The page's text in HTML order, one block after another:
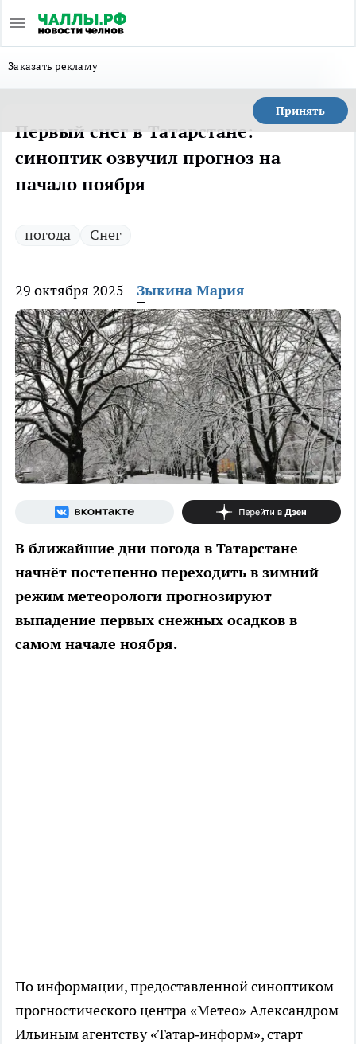
Заказать рекламу
Принять
Первый снег в Татарстане:
синоптик озвучил прогноз на
начало ноября
погода Снег
29 октября 2025 Зыкина Мария
В ближайшие дни погода в Татарстане
начнёт постепенно переходить в зимний
режим метеорологи прогнозируют
выпадение первых снежных осадков в
самом начале ноября.
По информации, предоставленной синоптиком
прогностического центра «Метео» Александром
Ильиным агентству «Татар‑информ», старт